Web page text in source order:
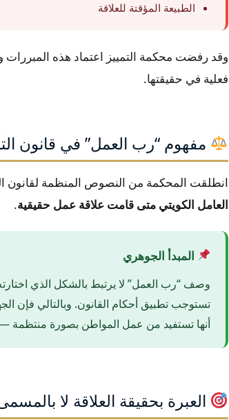
الطبيعة المؤقتة للعلاقة
وقد رفضت محكمة التمييز اعتماد هذه
فعلية في حقيقتها.
مفهوم “رب العمل” في قانون
انطلقت المحكمة من النصوص المنظمة لقانون
العامل الكويتي متى قامت علاقة عمل حقيقية.
المبدأ الجوهري
وصف “رب العمل” لا يرتبط بالشكل الذي اختارته
تستوجب تطبيق أحكام القانون. وبالتالي فإن
أنها تستفيد من عمل المواطن بصورة
العبرة بحقيقة العلاقة لا